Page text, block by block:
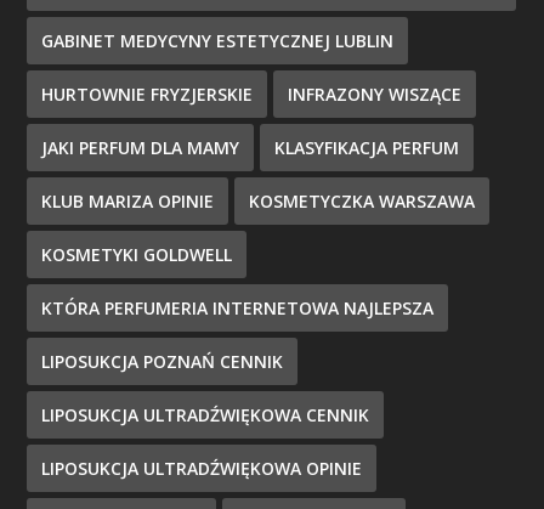
GABINET MEDYCYNY ESTETYCZNEJ LUBLIN
HURTOWNIE FRYZJERSKIE INFRAZONY WISZĄCE
JAKI PERFUM DLA MAMY KLASYFIKACJA PERFUM
KLUB MARIZA OPINIE KOSMETYCZKA WARSZAWA
KOSMETYKI GOLDWELL
KTÓRA PERFUMERIA INTERNETOWA NAJLEPSZA
LIPOSUKCJA POZNAŃ CENNIK
LIPOSUKCJA ULTRADŹWIĘKOWA CENNIK
LIPOSUKCJA ULTRADŹWIĘKOWA OPINIE